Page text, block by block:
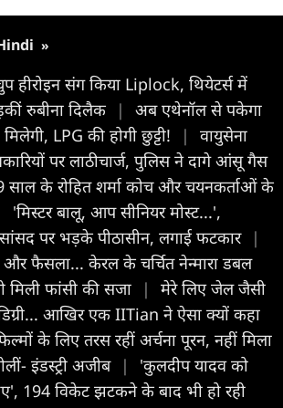
»
हीरोइन संग किया Liplock, थियेटर्स में
रुबीना दिलैक
|
अब एथेनॉल से पकेगा
LPG की होगी छुट्टी!
|
वायुसेना
पर लाठीचार्ज, पुलिस ने दागे आंसू गैस
साल के रोहित शर्मा कोच और चयनकर्ताओं के
'मिस्टर बालू, आप सीनियर मोस्ट...',
पर भड़के पीठासीन, लगाई फटकार |
फैसला... केरल के चर्चित नेन्मारा डबल
मिली फांसी की सजा
|
मेरे लिए जेल जैसी
आखिर एक IITian ने ऐसा क्यों कहा
के लिए तरस रहीं अर्चना पूरन, नहीं मिला
इंडस्ट्री अजीब |
'कुलदीप यादव को
194 विकेट झटकने के बाद भी हो रही